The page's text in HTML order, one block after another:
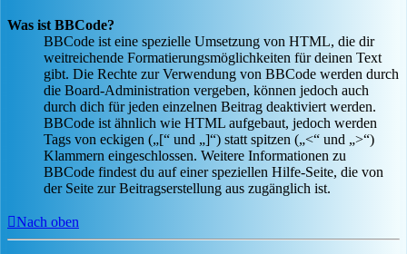
Was ist BBCode?
BBCode ist eine spezielle Umsetzung von HTML, die dir
weitreichende Formatierungsmöglichkeiten für deinen Text
gibt. Die Rechte zur Verwendung von BBCode werden durch
die Board-Administration vergeben, können jedoch auch
durch dich für jeden einzelnen Beitrag deaktiviert werden.
BBCode ist ähnlich wie HTML aufgebaut, jedoch werden
Tags von eckigen („[“ und „]“) statt spitzen („<“ und „>“)
Klammern eingeschlossen. Weitere Informationen zu
BBCode findest du auf einer speziellen Hilfe-Seite, die von
der Seite zur Beitragserstellung aus zugänglich ist.
Nach oben